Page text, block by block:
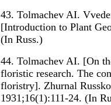
43. Tolmachev AI.
[Introduction to Plant
(In Russ.)
44. Tolmachev AI. [On
floristic research. The
floristry]. Zhurnal
1931;16(1):111-24. (In